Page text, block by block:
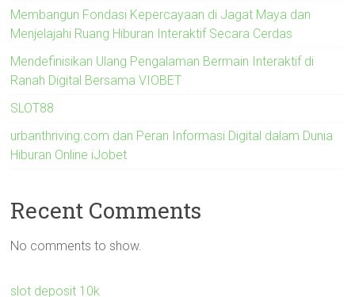
Membangun Fondasi Kepercayaan di Jagat Maya dan
Menjelajahi Ruang Hiburan Interaktif Secara Cerdas
Mendefinisikan Ulang Pengalaman Bermain Interaktif di
Ranah Digital Bersama VIOBET
SLOT88
urbanthriving.com dan Peran Informasi Digital dalam Dunia
Hiburan Online iJobet
Recent Comments
No comments to show.
slot deposit 10k